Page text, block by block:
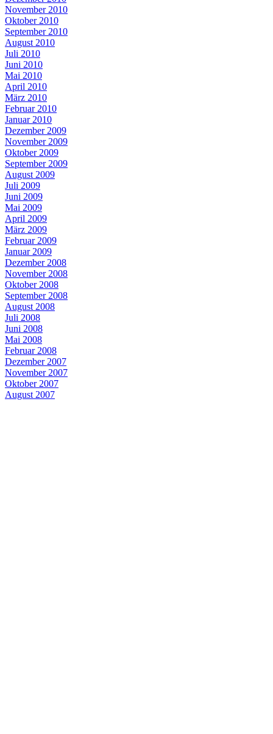
November 2010
Oktober 2010
September 2010
August 2010
Juli 2010
Juni 2010
Mai 2010
April 2010
März 2010
Februar 2010
Januar 2010
Dezember 2009
November 2009
Oktober 2009
September 2009
August 2009
Juli 2009
Juni 2009
Mai 2009
April 2009
März 2009
Februar 2009
Januar 2009
Dezember 2008
November 2008
Oktober 2008
September 2008
August 2008
Juli 2008
Juni 2008
Mai 2008
Februar 2008
Dezember 2007
November 2007
Oktober 2007
August 2007